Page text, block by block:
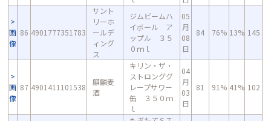
画
像
86 4901777351783
サント
リーホ
ールデ
ィング
ス
ジムビームハ
イボール ア
ップル ３５
０ｍｌ
05
月
08
日
84 76% 13% 145
画
像
87 4901411101538
麒麟麦
酒
キリン・ザ・
ストロンググ
レープサワー
缶 ３５０ｍ
ｌ
04
月
03
日
81 91% 41% 102